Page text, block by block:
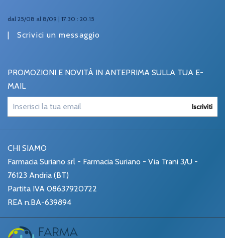
dal 25/08 al 8/09 | 17.30 : 20.15
| Scrivici un messaggio
PROMOZIONI E NOVITÀ IN ANTEPRIMA SULLA TUA E-
MAIL
Iscriviti
CHI SIAMO
Farmacia Suriano srl - Farmacia Suriano - Via Trani 3/U -
76123 Andria (BT)
Partita IVA 08637920722
REA n.BA-639894